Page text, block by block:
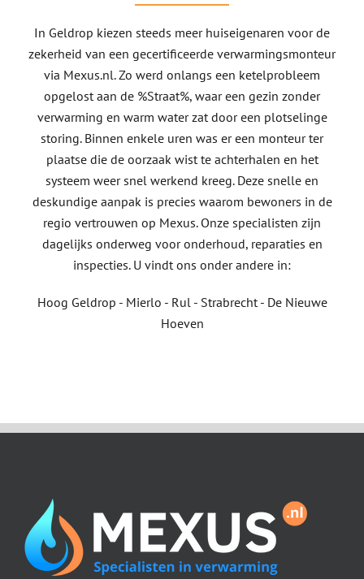
In Geldrop kiezen steeds meer huiseigenaren voor de
zekerheid van een gecertificeerde verwarmingsmonteur
via Mexus.nl. Zo werd onlangs een ketelprobleem
opgelost aan de %Straat%, waar een gezin zonder
verwarming en warm water zat door een plotselinge
storing. Binnen enkele uren was er een monteur ter
plaatse die de oorzaak wist te achterhalen en het
systeem weer snel werkend kreeg. Deze snelle en
deskundige aanpak is precies waarom bewoners in de
regio vertrouwen op Mexus. Onze specialisten zijn
dagelijks onderweg voor onderhoud, reparaties en
inspecties. U vindt ons onder andere in:
Hoog Geldrop - Mierlo - Rul - Strabrecht - De Nieuwe
Hoeven